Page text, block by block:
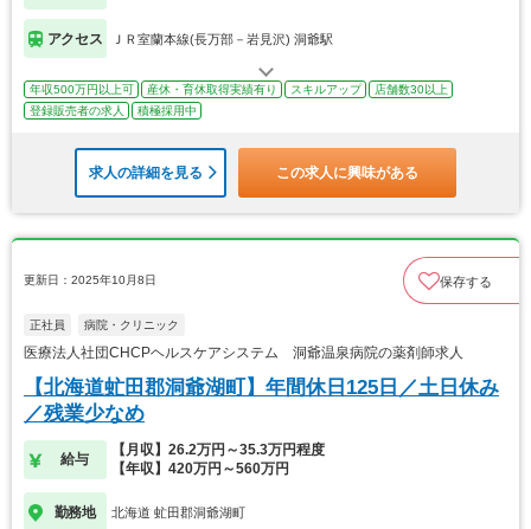
アクセス ＪＲ室蘭本線(長万部－岩見沢) 洞爺駅
年収500万円以上可 産休・育休取得実績有り スキルアップ
店舗数30以上
登録販売者の求人
積極採用中
求人の詳細を見る この求人に興味がある
更新日：2025年10月8日 保存する
正社員 病院・クリニック
医療法人社団CHCPヘルスケアシステム 洞爺温泉病院の薬剤師求人
【北海道虻田郡洞爺湖町】年間休日125日／土日休み
／残業少なめ
給与
【月収】26.2万円～35.3万円程度
【年収】420万円～560万円
勤務地 北海道 虻田郡洞爺湖町